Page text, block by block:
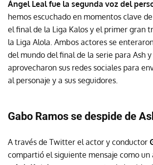
Ángel Leal fue la segunda voz del
hemos escuchado en momentos clave
el final de la Liga Kalos y el primer gran
la Liga Alola. Ambos actores se
del mundo del final de la serie para Ash
aprovecharon sus redes sociales para
al personaje y a sus seguidores.
Gabo Ramos se despide de
A través de Twitter el actor y conductor
compartió el siguiente mensaje como